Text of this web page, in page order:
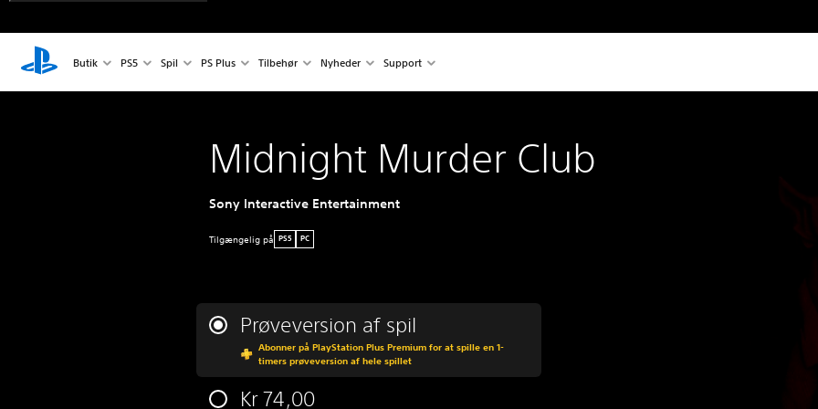
Butik PS5 Spil PS Plus Tilbehør Nyheder Support
Midnight Murder Club
Sony Interactive Entertainment
Tilgængelig på PS5 PC
Prøveversion af spil
Abonner på PlayStation Plus Premium for at spille en 1-
timers prøveversion af hele spillet
Kr 74,00